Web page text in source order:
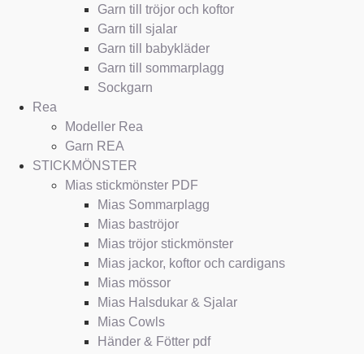
Garn till tröjor och koftor
Garn till sjalar
Garn till babykläder
Garn till sommarplagg
Sockgarn
Rea
Modeller Rea
Garn REA
STICKMÖNSTER
Mias stickmönster PDF
Mias Sommarplagg
Mias baströjor
Mias tröjor stickmönster
Mias jackor, koftor och cardigans
Mias mössor
Mias Halsdukar & Sjalar
Mias Cowls
Händer & Fötter pdf